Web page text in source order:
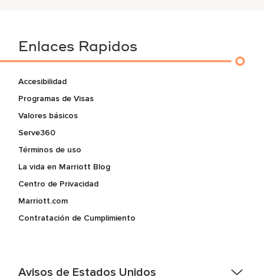
Enlaces Rapidos
Accesibilidad
Programas de Visas
Valores básicos
Serve360
Términos de uso
La vida en Marriott Blog
Centro de Privacidad
Marriott.com
Contratación de Cumplimiento
Avisos de Estados Unidos